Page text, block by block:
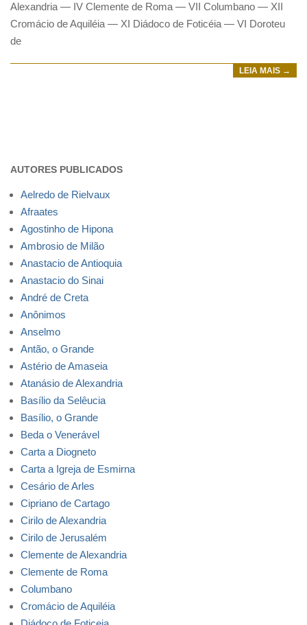
Alexandria — IV Clemente de Roma — VII Columbano — XII
Cromácio de Aquiléia — XI Diádoco de Foticéia — VI Doroteu
de
LEIA MAIS →
AUTORES PUBLICADOS
Aelredo de Rielvaux
Afraates
Agostinho de Hipona
Ambrosio de Milão
Anastacio de Antioquia
Anastacio do Sinai
André de Creta
Anônimos
Anselmo
Antão, o Grande
Astério de Amaseia
Atanásio de Alexandria
Basílio da Selêucia
Basílio, o Grande
Beda o Venerável
Carta a Diogneto
Carta a Igreja de Esmirna
Cesário de Arles
Cipriano de Cartago
Cirilo de Alexandria
Cirilo de Jerusalém
Clemente de Alexandria
Clemente de Roma
Columbano
Cromácio de Aquiléia